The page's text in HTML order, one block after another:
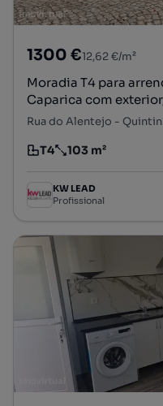
1300 €12,62 €/m²
Moradia T4 para
Caparica com
Tipologia
T4
Preço por metro
103 m²
KW LEAD
Profissional